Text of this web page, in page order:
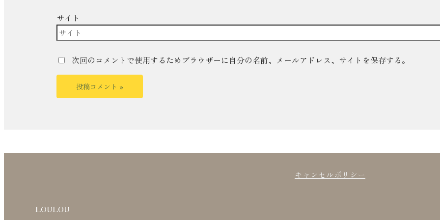
サイト
次回のコメントで使用するためブラウザーに自分の名前、メールアドレス、サイトを保存する。
キャンセルポリシー
LOULOU